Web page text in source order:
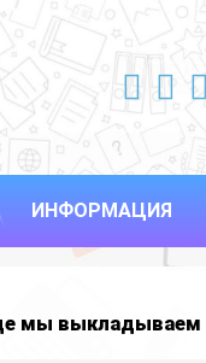
ИНФОРМАЦИЯ
мы выкладываем